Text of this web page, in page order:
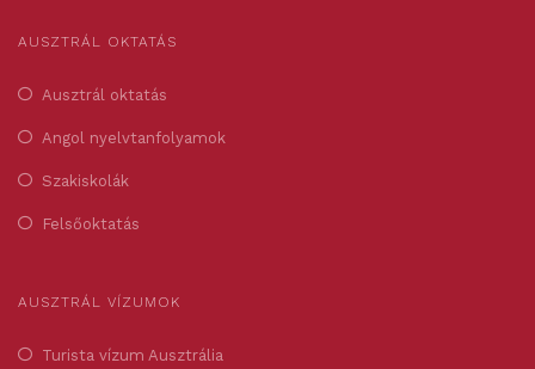
AUSZTRÁL OKTATÁS
Ausztrál oktatás
Angol nyelvtanfolyamok
Szakiskolák
Felsőoktatás
AUSZTRÁL VÍZUMOK
Turista vízum Ausztrália